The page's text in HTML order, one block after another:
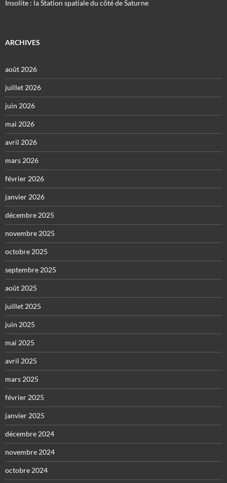
Insolite : la Station spatiale du côté de Saturne
ARCHIVES
août 2026
juillet 2026
juin 2026
mai 2026
avril 2026
mars 2026
février 2026
janvier 2026
décembre 2025
novembre 2025
octobre 2025
septembre 2025
août 2025
juillet 2025
juin 2025
mai 2025
avril 2025
mars 2025
février 2025
janvier 2025
décembre 2024
novembre 2024
octobre 2024